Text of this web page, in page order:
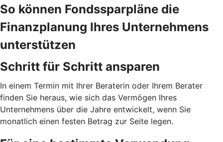
So können Fondssparpläne die
Finanzplanung Ihres Unternehmens
unterstützen
Schritt für Schritt ansparen
In einem Termin mit Ihrer Beraterin oder Ihrem Berater
finden Sie heraus, wie sich das Vermögen Ihres
Unternehmens über die Jahre entwickelt, wenn Sie
monatlich einen festen Betrag zur Seite legen.